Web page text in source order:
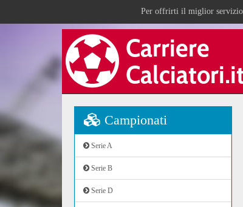
Per offrirti il miglior servizio
Campionati
Serie A
Serie B
Serie D